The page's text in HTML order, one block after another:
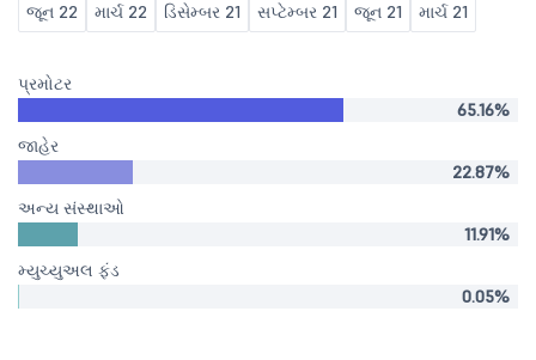
જૂન 22
માર્ચ 22 ડિસેમ્બર 21 સપ્ટેમ્બર 21 જૂન 21 માર્ચ 21
પ્રમોટર
65.16%
જાહેર
22.87%
અન્ય સંસ્થાઓ
11.91%
મ્યુચ્યુઅલ ફંડ
0.05%